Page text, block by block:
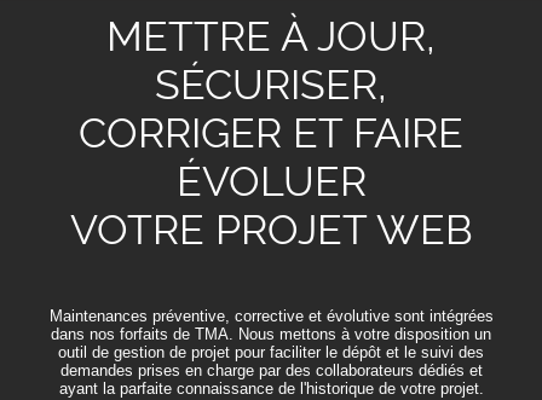
METTRE À JOUR,
SÉCURISER,
CORRIGER ET FAIRE
ÉVOLUER
VOTRE PROJET WEB
Maintenances préventive, corrective et évolutive sont intégrées
dans nos forfaits de TMA. Nous mettons à votre disposition un
outil de gestion de projet pour faciliter le dépôt et le suivi des
demandes prises en charge par des collaborateurs dédiés et
ayant la parfaite connaissance de l'historique de votre projet.